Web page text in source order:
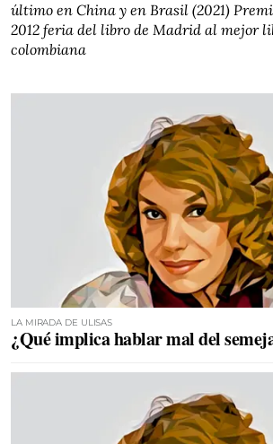
último en China y en Brasil (2021)
2012 feria del libro de Madrid al mejor
colombiana
LA MIRADA DE ULISAS
¿Qué implica hablar mal del